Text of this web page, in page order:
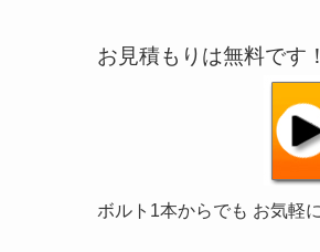
お見積もりは無料です！
ボルト1本からでも お気軽